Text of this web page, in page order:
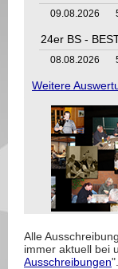
09.08.2026
24er BS -
08.08.2026
Weitere
Alle
immer aktuell bei
Ausschreibungen".